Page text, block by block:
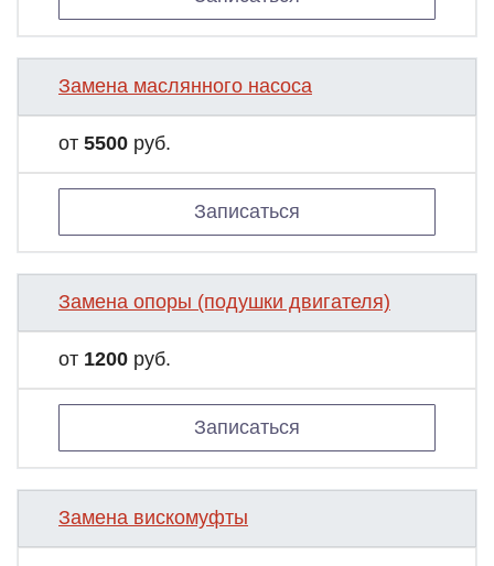
Замена маслянного насоса
от 5500 руб.
Записаться
Замена опоры (подушки двигателя)
от 1200 руб.
Записаться
Замена вискомуфты